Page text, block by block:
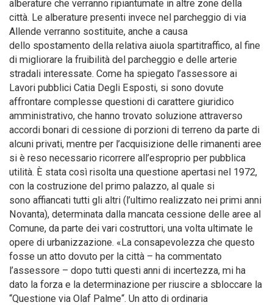
alberature che verranno ripiantumate in altre zone della
città. Le alberature presenti invece nel parcheggio di via
Allende verranno sostituite, anche a causa
dello spostamento della relativa aiuola spartitraffico, al fine
di migliorare la fruibilità del parcheggio e delle arterie
stradali interessate. Come ha spiegato l’assessore ai
Lavori pubblici Catia Degli Esposti, si sono dovute
affrontare complesse questioni di carattere giuridico
amministrativo, che hanno trovato soluzione attraverso
accordi bonari di cessione di porzioni di terreno da parte di
alcuni privati, mentre per l’acquisizione delle rimanenti aree
si è reso necessario ricorrere all’esproprio per pubblica
utilità. È stata così risolta una questione apertasi nel 1972,
con la costruzione del primo palazzo, al quale si
sono affiancati tutti gli altri (l’ultimo realizzato nei primi anni
Novanta), determinata dalla mancata cessione delle aree al
Comune, da parte dei vari costruttori, una volta ultimate le
opere di urbanizzazione. «La consapevolezza che questo
fosse un atto dovuto per la città – ha commentato
l’assessore – dopo tutti questi anni di incertezza, mi ha
dato la forza e la determinazione per riuscire a sbloccare la
“Questione via Olaf Palme“. Un atto di ordinaria